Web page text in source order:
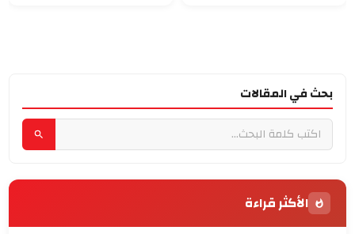
بحث في المقالات
الأكثر قراءة